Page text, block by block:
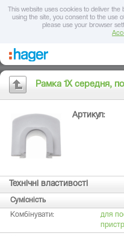
This website uses cookies to deliver
using the site, you consent to the use
please use your browser
Рамка 1Х середня,
Артикул:
Технічні властивості
Сумісність
Комбінувати:
для